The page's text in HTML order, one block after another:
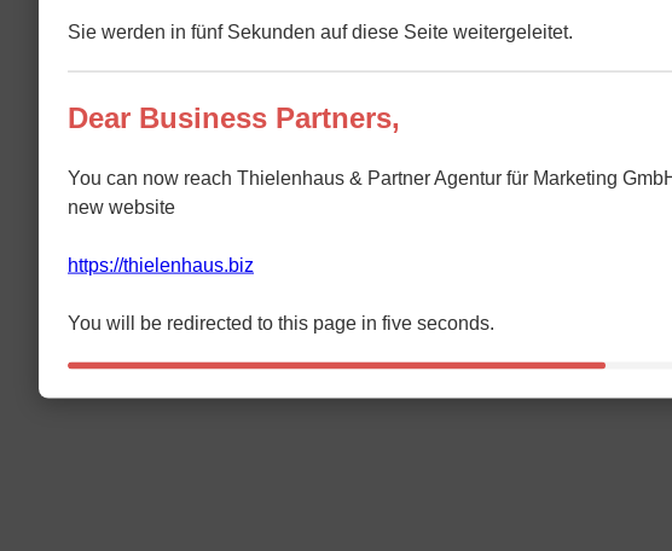
Sie werden in fünf Sekunden auf diese Seite weitergeleitet.
Dear Business Partners,
You can now reach Thielenhaus & Partner Agentur für Marketing
new website
https://thielenhaus.biz
You will be redirected to this page in five seconds.